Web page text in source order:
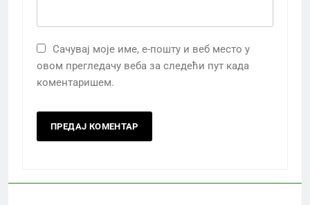
Сачувај моје име, е-пошту и веб место у
овом прегледачу веба за следећи пут када
коментаришем.